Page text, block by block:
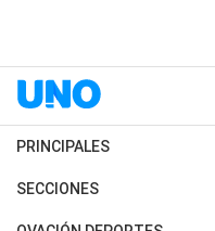
PRINCIPALES
Últimas Noticias
Política
SECCIONES